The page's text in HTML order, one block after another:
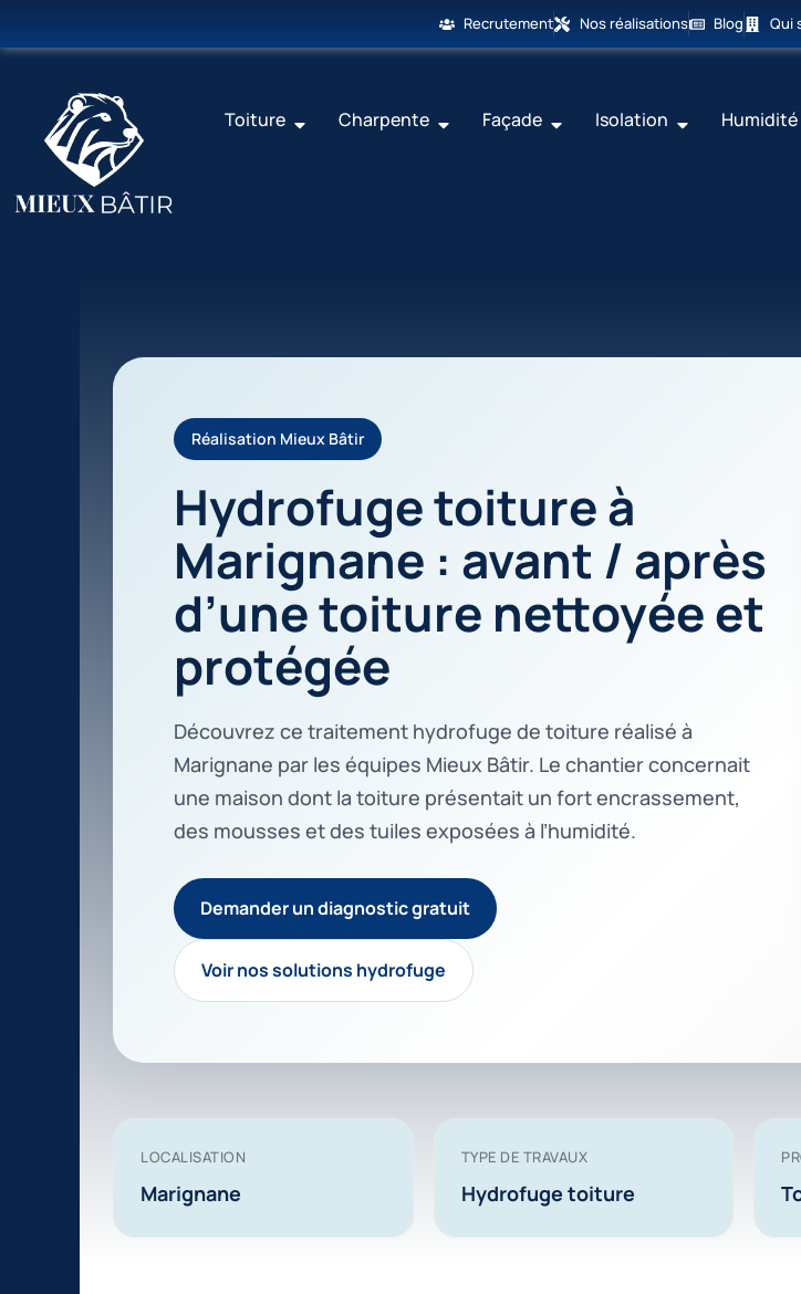
Recrutement Nos réalisations Blog Qui
Toiture Charpente Façade Isolation Humidité
Réalisation Mieux Bâtir
Hydrofuge toiture à
Marignane : avant / après
d’une toiture nettoyée et
protégée
Découvrez ce traitement hydrofuge de toiture réalisé à
Marignane par les équipes Mieux Bâtir. Le chantier concernait
une maison dont la toiture présentait un fort encrassement,
des mousses et des tuiles exposées à l’humidité.
Demander un diagnostic gratuit
Voir nos solutions hydrofuge
LOCALISATION
Marignane
TYPE DE TRAVAUX
Hydrofuge toiture